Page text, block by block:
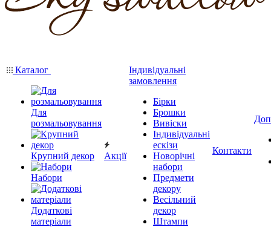
Каталог
Для
розмальовування
Крупний декор
Набори
Додаткові
матеріали
Акції
Індивідуальні
замовлення
Бірки
Брошки
Вивіски
Індивідуальні
ескізи
Новорічні
набори
Предмети
декору
Весільний
декор
Штампи
Контакти